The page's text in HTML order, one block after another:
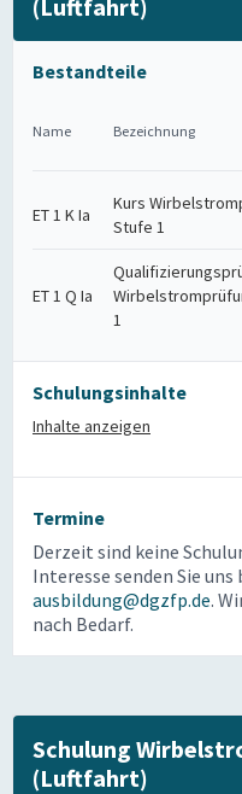
(Luftfahrt)
Bestandteile
Name Bezeichnung
ET 1 K Ia
Kurs
Stufe 1
ET 1 Q Ia
1
Schulungsinhalte
Inhalte anzeigen
Termine
Derzeit sind keine
Interesse senden Sie
ausbildung@dgzfp.de.
nach Bedarf.
Schulung
(Luftfahrt)